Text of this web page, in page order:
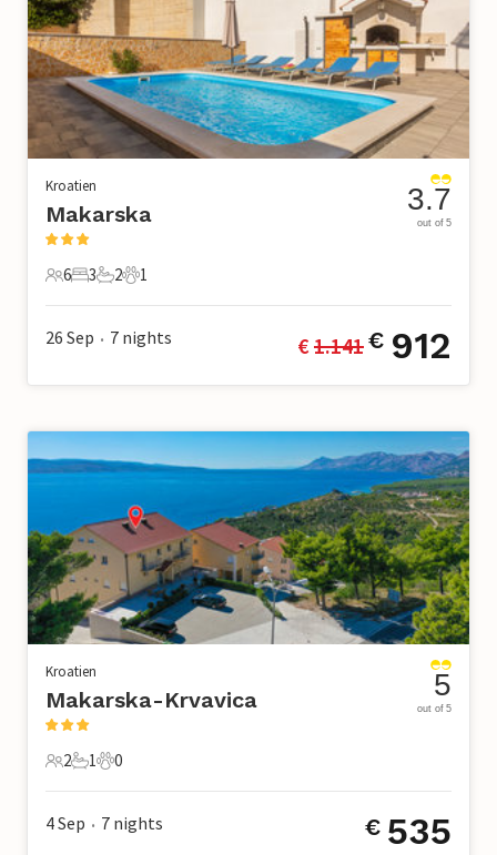
Kroatien
Makarska
6 Gäste
6
3 Schlafzimmer
3
2 Badezimmer
2
1 Haustier
1
3.7
out of 5
26 Sep • 7 nights € 1.141€ 912
Kroatien
Makarska-Krvavica
2 Gäste
2
1 Badezimmer
1
0 Haustiere
0
5
out of 5
4 Sep • 7 nights € 535